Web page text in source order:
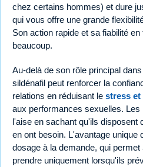
chez certains hommes) et dure
qui vous offre une grande
Son action rapide et sa fiabilité
beaucoup.
Au-delà de son rôle principal
sildénafil peut renforcer la
relations en réduisant le stress et
aux performances sexuelles.
l'aise en sachant qu'ils disposent
en ont besoin. L'avantage unique
dosage à la demande, qui
prendre uniquement lorsqu'ils